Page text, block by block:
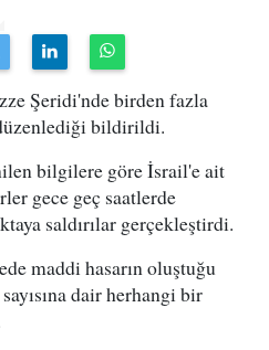
Şeridi'nde birden fazla
bildirildi.
bilgilere göre İsrail'e ait
gece geç saatlerde
saldırılar gerçekleştirdi.
maddi hasarın oluştuğu
dair herhangi bir